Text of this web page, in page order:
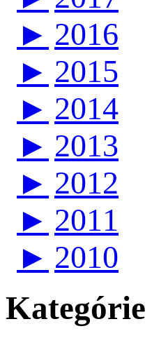
► 2016
► 2015
► 2014
► 2013
► 2012
► 2011
► 2010
Kategórie